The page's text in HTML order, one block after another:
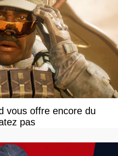
vous offre encore du
pas